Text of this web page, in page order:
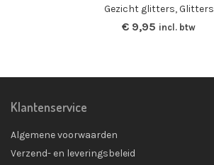
Gezicht glitters,Glitters
€ 9,95 incl. btw
Klantenservice
Algemene voorwaarden
Verzend- en leveringsbeleid